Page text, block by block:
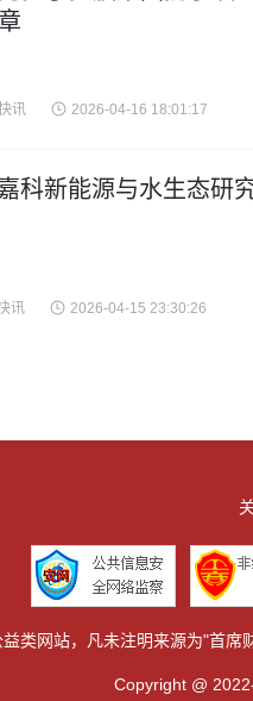
章
讯 2026-04-16 18:01:17
科新能源与水生态研
讯 2026-04-15 23:30:26
类网站，凡未注明来源为"首
Copyright @